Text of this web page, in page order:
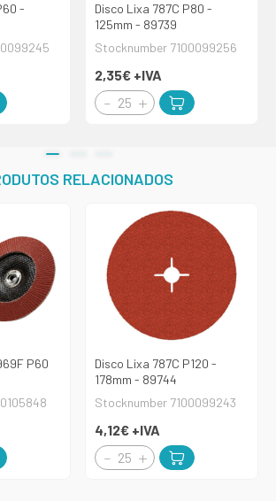
-
Disco Lixa 787C P80 -
125mm - 89739
Stocknumber 7100099256
2,35€ +IVA
RELACIONADOS
P60
Disco Lixa 787C P120 -
178mm - 89744
Stocknumber 7100099243
4,12€ +IVA